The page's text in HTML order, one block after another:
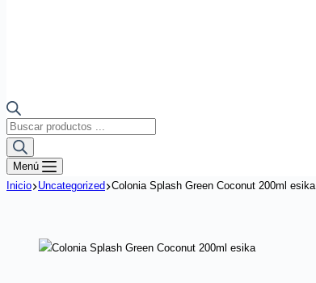
Búsqueda
de
productos
Menú
Inicio Uncategorized Colonia Splash Green Coconut 200ml esika